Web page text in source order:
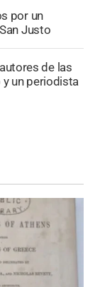
por un
Justo
de las
un periodista